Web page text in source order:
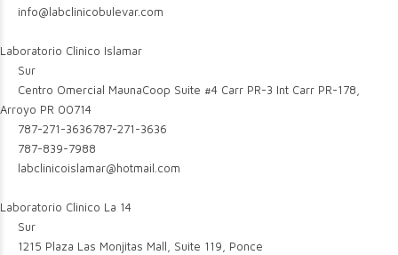
info@labclinicobulevar.com
Laboratorio Clinico Islamar
Sur
Centro Omercial MaunaCoop Suite #4 Carr PR-3 Int Carr PR-178,
Arroyo PR 00714
787-271-3636787-271-3636
787-839-7988
labclinicoislamar@hotmail.com
Laboratorio Clinico La 14
Sur
1215 Plaza Las Monjitas Mall, Suite 119, Ponce